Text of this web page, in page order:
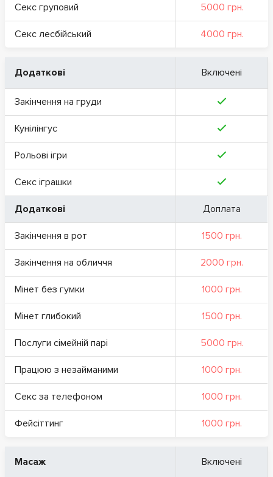
Секс груповий 5000 грн.
Секс лесбійський 4000 грн.
Додаткові Включені
Закінчення на груди
Кунілінгус
Рольові ігри
Секс іграшки
Додаткові Доплата
Закінчення в рот 1500 грн.
Закінчення на обличчя 2000 грн.
Мінет без гумки 1000 грн.
Мінет глибокий 1500 грн.
Послуги сімейній парі 5000 грн.
Працюю з незайманими 1000 грн.
Секс за телефоном 1000 грн.
Фейсіттинг 1000 грн.
Масаж Включені